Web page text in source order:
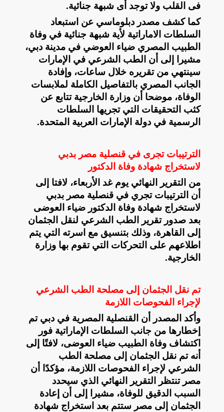
فى القلب ولا توجد أى شبهة جنائية.
كما كشف مصدر دبلوماسي عن استبعاد
السلطات الاماراتية لأية شبهة جنائية في وفاة
الطبيب المصري ضياء العوضي في مدينة دبي،
مشيرا إلى أن الطب الشرعي في الإمارات
سينتهي من تقريره خلال ساعات، وإفادة
الجانب المصري بالتفاصيل الكاملة لملابسات
الوفاة، موضحا أن وزارة الخارجية تتابع عن
كثب التحقيقات التي تجريها السلطات
الرسمية في دولة الإمارات العربية المتحدة.
الترتيبات تجرى في قنصلية مصر بدبي
لاستخراج شهادة وفاة الدكتور
من التقرير النهائي يوم غد الأربعاء، لافتا إلى
أن الترتيبات تجري في قنصلية مصر بدبي
لاستخراج شهادة وفاة الدكتور ضياء العوضى
بعد صدور تقرير الطب الشرعي لنقل الجثمان
إلى القاهرة، وذلك بتنسيق مع اسرته التي يتم
اطلاعهم على التحركات التي تقوم بها وزارة
الخارجية.
تم نقل الجثمان إلى مصلحة الطب الشرعي
لإجراء الفحوصات اللازمة
وأكد المصدر أن القنصلية المصرية في دبي تم
إخطارها من جانب السلطات الإماراتية فور
اكتشاف وفاة الطبيب ضياء العوضى، لافتًا إلى
أنه تم نقل الجثمان إلى مصلحة الطب
الشرعي لإجراء الفحوصات اللازمة، مؤكدًا أن
مصر تنتظر التقرير النهائي الذي سيحدد
السبب الدقيق للوفاة، مشيرا إلى أن إعادة
الجثمان إلى مصر ستتم بعد استخراج شهادة